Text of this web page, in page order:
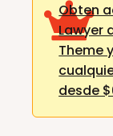
Obten
Lawyer
Theme
desde